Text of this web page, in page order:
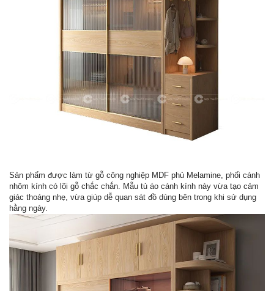
Sản phẩm được làm từ gỗ công nghiệp MDF phủ Melamine, phối cánh
nhôm kính có lõi gỗ chắc chắn. Mẫu tủ áo cánh kính này vừa tạo cảm
giác thoáng nhẹ, vừa giúp dễ quan sát đồ dùng bên trong khi sử dụng
hằng ngày.